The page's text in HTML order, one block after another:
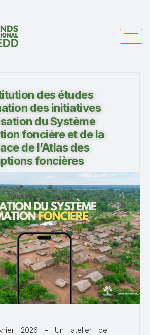
des études
des initiatives
du Système
foncière et de la
de l’Atlas des
foncières
2026 – Un atelier de